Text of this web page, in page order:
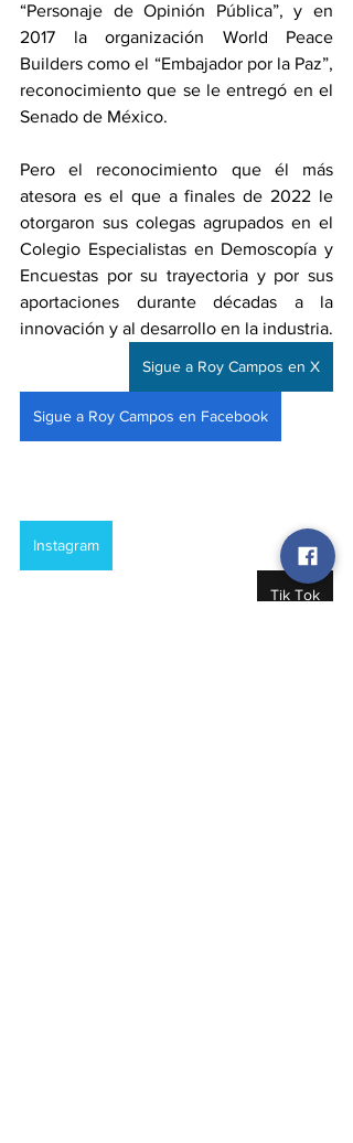
“Personaje de Opinión Pública”, y en
2017 la organización World Peace
Builders como el “Embajador por la Paz”,
reconocimiento que se le entregó en el
Senado de México.
Pero el reconocimiento que él más
atesora es el que a finales de 2022 le
otorgaron sus colegas agrupados en el
Colegio Especialistas en Demoscopía y
Encuestas por su trayectoria y por sus
aportaciones durante décadas a la
innovación y al desarrollo en la industria.
Sigue a Roy Campos en X
Sigue a Roy Campos en Facebook
Instagram
Tik Tok